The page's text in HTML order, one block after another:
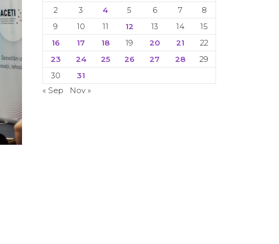
2
3 4 5 6 7
8
9
10 11 12 13 14
15
16
17 18 19 20 21
22
23
24 25 26 27 28
29
30
31
« Sep
Nov »